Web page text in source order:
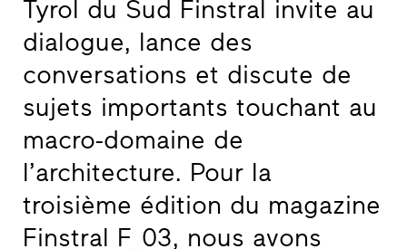
Tyrol du Sud Finstral invite au
dialogue, lance des
conversations et discute de
sujets importants touchant au
macro-domaine de
l’architecture. Pour la
troisième édition du magazine
Finstral F_03, nous avons